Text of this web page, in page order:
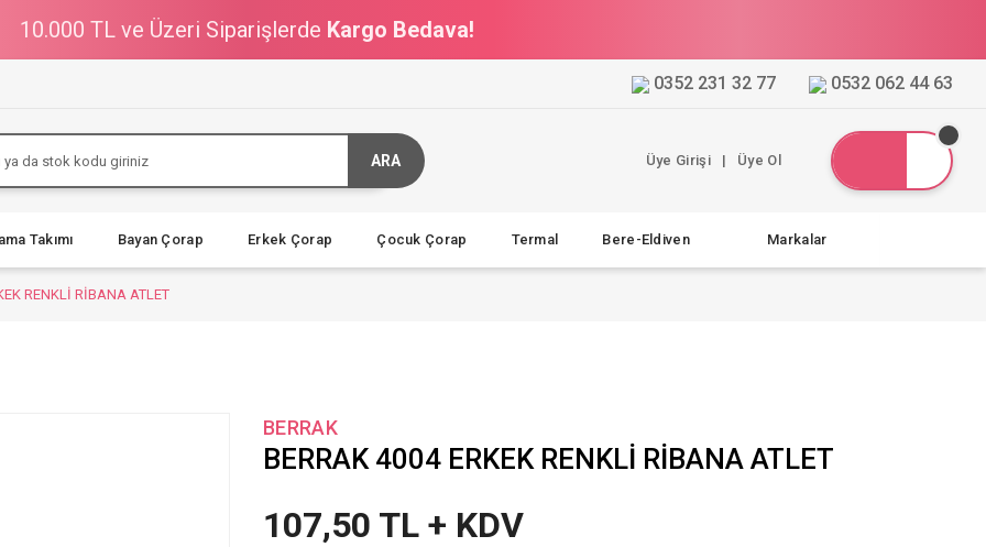
10.000 TL ve Üzeri Siparişlerde Kargo Bedava!
0352 231 32 77 0532 062 44 63
ARA Üye Girişi | Üye Ol
Takımı Bayan Çorap Erkek Çorap Çocuk Çorap Termal Bere-Eldiven Markalar
RENKLİ RİBANA ATLET
BERRAK
BERRAK 4004 ERKEK RENKLİ RİBANA ATLET
107,50 TL + KDV